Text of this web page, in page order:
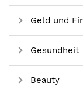
Geld und
Gesundheit
Beauty